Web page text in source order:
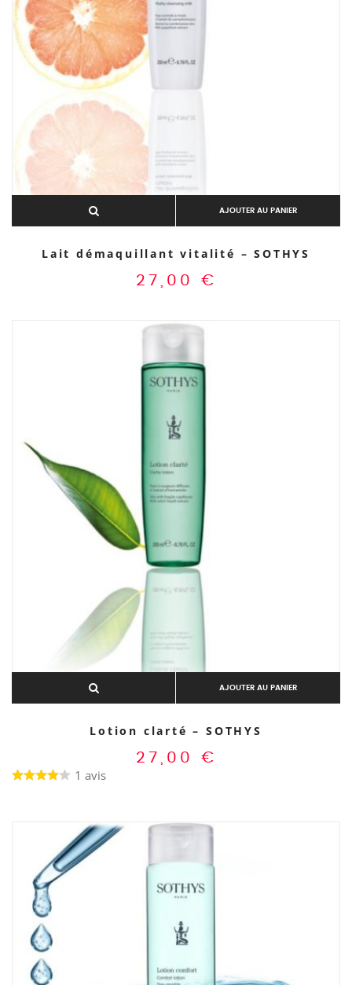
AJOUTER AU PANIER
Lait démaquillant vitalité – SOTHYS
27,00 €
AJOUTER AU PANIER
Lotion clarté – SOTHYS
27,00 €
1 avis